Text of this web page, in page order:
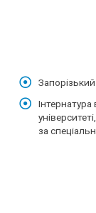
за